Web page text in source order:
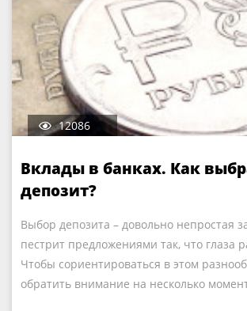
12086
Вклады в банках. Как
депозит?
Выбор депозита – довольно непростая
пестрит предложениями так, что глаза
Чтобы сориентироваться в этом
обратить внимание на несколько